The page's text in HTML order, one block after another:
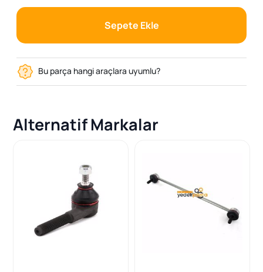
Sepete Ekle
Bu parça hangi araçlara uyumlu?
Alternatif Markalar